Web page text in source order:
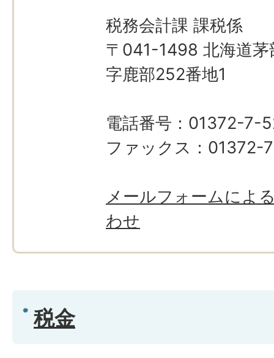
税務会計課 課税係
〒041-1498 北海道茅
字鹿部252番地1
電話番号：01372-7-
ファックス：01372-
メールフォームによ
わせ
税金